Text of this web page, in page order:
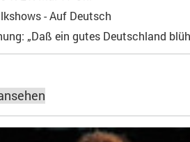
- Auf Deutsch
„Daß ein gutes Deutschland